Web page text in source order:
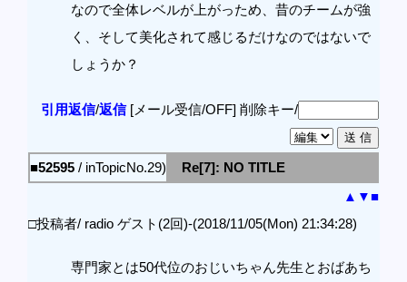
なので全体レベルが上がっため、昔のチームが強
く、そして美化されて感じるだけなのではないで
しょうか？
引用返信/返信[メール受信/OFF] 削除キー/
■52595 / inTopicNo.29)
Re[7]: NO TITLE
▲ ▼■
□投稿者/ radio ゲスト(2回)-(2018/11/05(Mon) 21:34:28)
専門家とは50代位のおじいちゃん先生とおばあち